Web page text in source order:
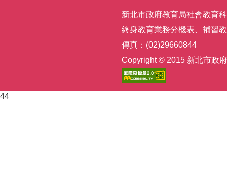
新北市政府教育局社會教育
終身教育業務分機表
補習
傳真：(02)29660844
Copyright © 2015 新北市政
44